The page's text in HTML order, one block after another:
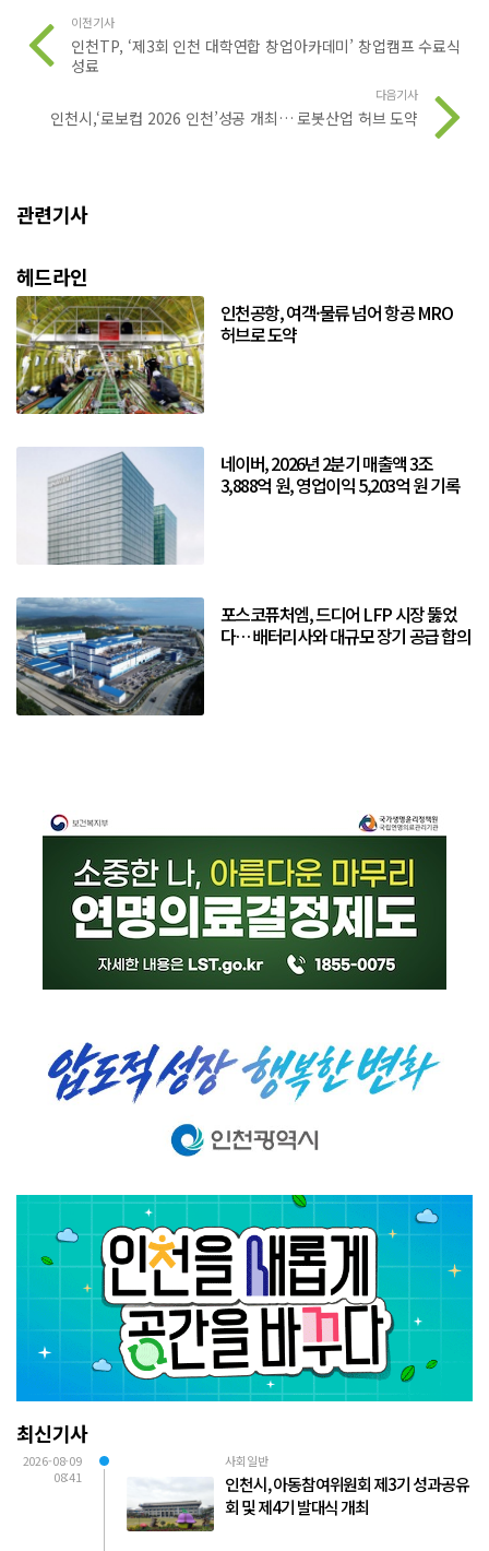
이전기사
인천TP, ‘제3회 인천 대학연합 창업아카데미’ 창업캠프 수료식
성료
다음기사
인천시,‘로보컵 2026 인천’성공 개최… 로봇산업 허브 도약
관련기사
헤드라인
인천공항, 여객·물류 넘어 항공 MRO
허브로 도약
네이버, 2026년 2분기 매출액 3조
3,888억 원, 영업이익 5,203억 원 기록
포스코퓨처엠, 드디어 LFP 시장 뚫었
다… 배터리사와 대규모 장기 공급 합의
최신기사
2026-08-09
08:41
사회일반
인천시, 아동참여위원회 제3기 성과공유
회 및 제4기 발대식 개최